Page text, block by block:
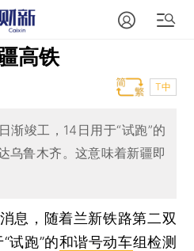
高铁
T中
渐竣工，14日用于“试跑”的
乌鲁木齐。这意味着新疆即
，随着兰新铁路第二双
试跑”的和谐号动车组检测